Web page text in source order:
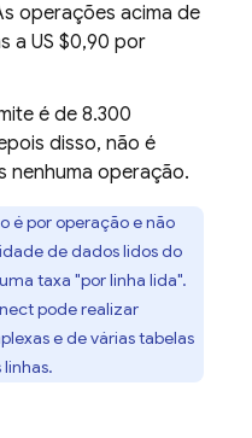
operações acima de
a US $0,90 por
é de 8.300
disso, não é
nenhuma operação.
é por operação e não
de dados lidos do
taxa "por linha lida".
pode realizar
e de várias tabelas